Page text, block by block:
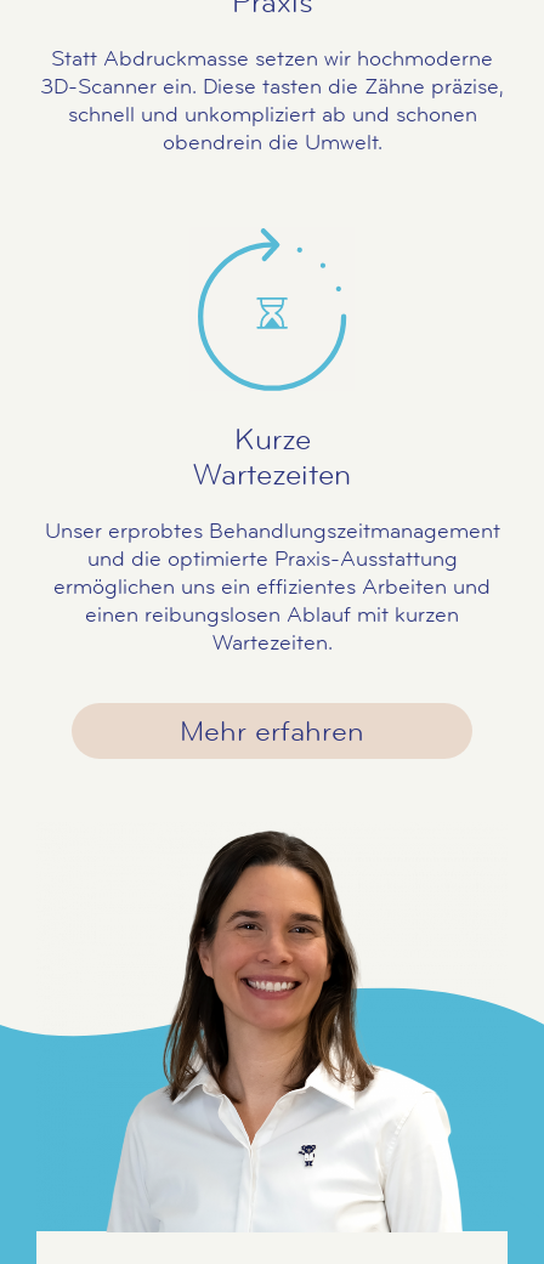
Statt Abdruckmasse setzen wir hochmoderne
3D-Scanner ein. Diese tasten die Zähne präzise,
schnell und unkompliziert ab und schonen
obendrein die Umwelt.
Kurze
Wartezeiten
Unser erprobtes Behandlungszeitmanagement
und die optimierte Praxis-Ausstattung
ermöglichen uns ein effizientes Arbeiten und
einen reibungslosen Ablauf mit kurzen
Wartezeiten.
Mehr erfahren